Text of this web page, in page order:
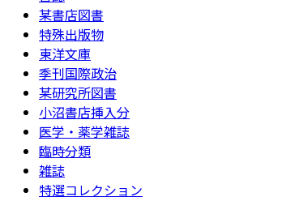
某書店図書
特殊出版物
東洋文庫
季刊国際政治
某研究所図書
小沼書店挿入分
医学・薬学雑誌
臨時分類
雑誌
特選コレクション